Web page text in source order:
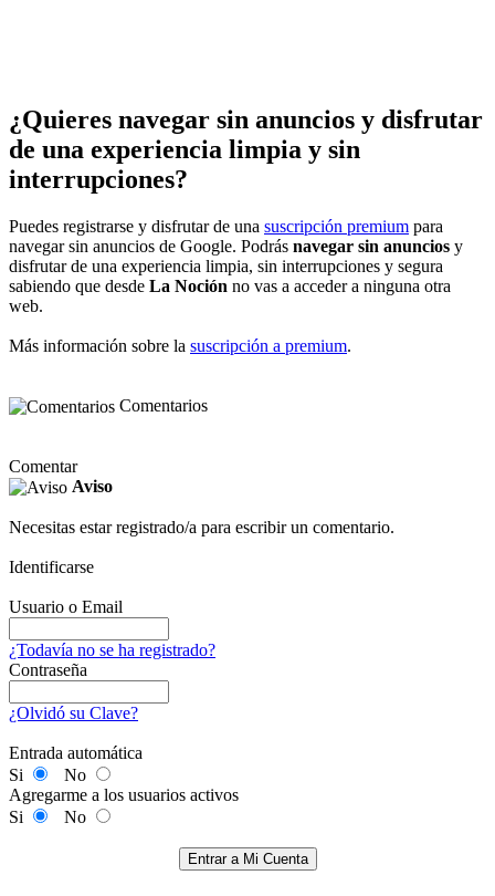
¿Quieres navegar sin anuncios y disfrutar
de una experiencia limpia y sin
interrupciones?
Puedes registrarse y disfrutar de una suscripción premium para
navegar sin anuncios de Google. Podrás navegar sin anuncios y
disfrutar de una experiencia limpia, sin interrupciones y segura
sabiendo que desde La Noción no vas a acceder a ninguna otra
web.
Más información sobre la suscripción a premium.
Comentarios
Comentar
Aviso
Necesitas estar registrado/a para escribir un comentario.
Identificarse
Usuario o Email
¿Todavía no se ha registrado?
Contraseña
¿Olvidó su Clave?
Entrada automática
Si
No
Agregarme a los usuarios activos
Si
No
Entrar a Mi Cuenta